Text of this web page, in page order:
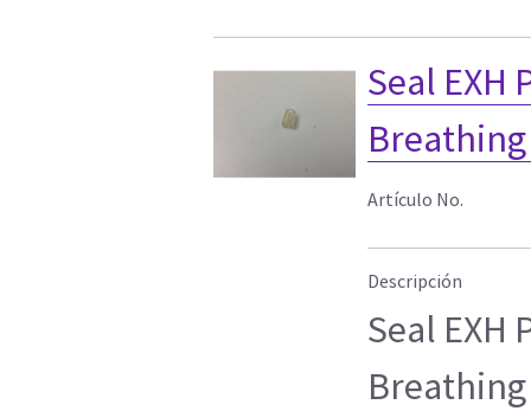
Seal EXH
Breathing
Artículo No.
Descripción
Seal EXH
Breathing